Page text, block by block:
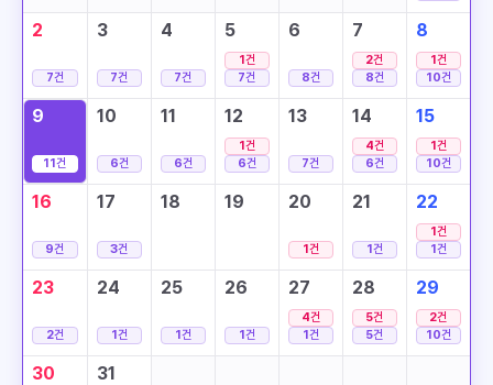
2
7건
3
7건
4
7건
5
1건
7건
6
8건
7
2건
8건
8
1건
10건
9
11건
10
6건
11
6건
12
1건
6건
13
7건
14
4건
6건
15
1건
10건
16
9건
17
3건
18 19 20
1건
21
1건
22
1건
1건
23
2건
24
1건
25
1건
26
1건
27
4건
1건
28
5건
5건
29
2건
10건
30 31